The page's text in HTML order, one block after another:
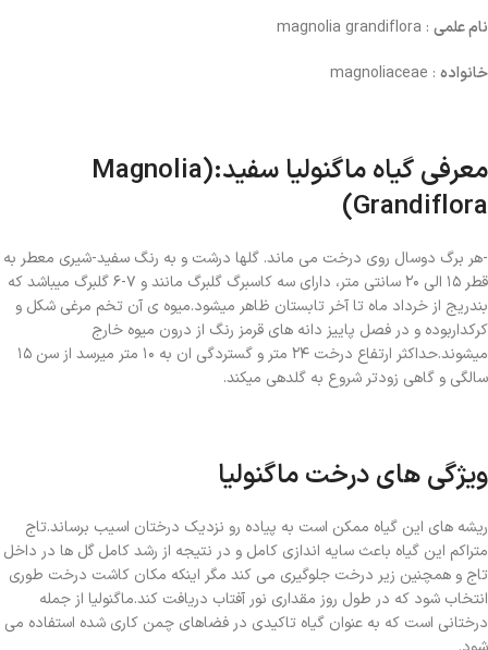
نام علمی : magnolia grandiflora
خانواده : magnoliaceae
معرفی گیاه ماگنولیاسفید: (Magnolia
Grandiflora)
-هر برگ دوسال روی درخت می ماند. گلها درشت و به رنگ سفید-شیری معطر به
قطر ۱۵ الی ۲۰ سانتی متر، دارای سه کاسبرگ گلبرگ مانند و ۷-۶ گلبرگ میباشد که
بندریج از خرداد ماه تا آخر تابستان ظاهر میشود.میوه ی آن تخم مرغی شکل و
کرکداربوده و در فصل پاییز دانه های قرمز رنگ از درون میوه خارج
میشوند.حداکثر ارتفاع درخت ۲۴ متر و گستردگی ان به ۱۰ متر میرسد از سن ۱۵
سالگی و گاهی زودتر شروع به گلدهی میکند.
ویژگی های درخت ماگنولیا
ریشه های این گیاه ممکن است به پیاده رو نزدیک درختان اسیب برساند.تاج
متراکم این گیاه باعث سایه اندازی کامل و در نتیجه از رشد کامل گل ها در داخل
تاج و همچنین زیر درخت جلوگیری می کند مگر اینکه مکان کاشت درخت طوری
انتخاب شود که در طول روز مقداری نور آفتاب دریافت کند.ماگنولیا از جمله
درختانی است که به عنوان گیاه تاکیدی در فضاهای چمن کاری شده استفاده می